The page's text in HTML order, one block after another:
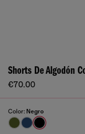
Shorts De Algodón
€70.00
Color: Negro